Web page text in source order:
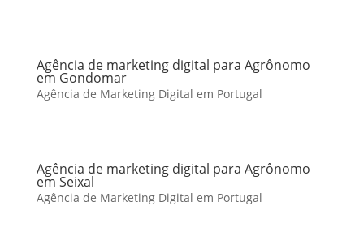
Agência de marketing digital para Agrônomo
em Gondomar
Agência de Marketing Digital em Portugal
Agência de marketing digital para Agrônomo
em Seixal
Agência de Marketing Digital em Portugal